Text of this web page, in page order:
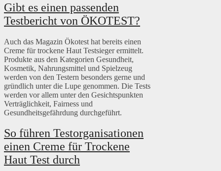
Gibt es einen passenden
Testbericht von ÖKOTEST?
Auch das Magazin Ökotest hat bereits einen
Creme für trockene Haut Testsieger ermittelt.
Produkte aus den Kategorien Gesundheit,
Kosmetik, Nahrungsmittel und Spielzeug
werden von den Testern besonders gerne und
gründlich unter die Lupe genommen. Die Tests
werden vor allem unter den Gesichtspunkten
Verträglichkeit, Fairness und
Gesundheitsgefährdung durchgeführt.
So führen Testorganisationen
einen Creme für Trockene
Haut Test durch